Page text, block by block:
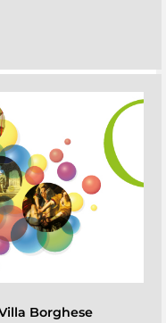
Borghese